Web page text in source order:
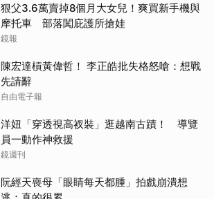
狠父3.6萬賣掉8個月大女兒！爽買新手機與
摩托車 部落闖庇護所搶娃
鏡報
陳宏達槓黃偉哲！ 李正皓批失格怒嗆：想戰
先請辭
自由電子報
洋妞「穿透視高衩裝」逛越南古蹟！ 導覽
員一動作神救援
鏡週刊
阮經天喪母「眼睛每天都腫」拍戲崩潰想